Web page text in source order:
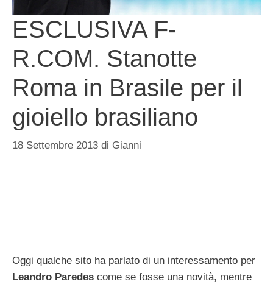
ESCLUSIVA F-
R.COM. Stanotte
Roma in Brasile per il
gioiello brasiliano
18 Settembre 2013 di Gianni
Oggi qualche sito ha parlato di un interessamento per
Leandro Paredes come se fosse una novità, mentre